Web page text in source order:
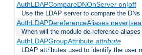
AuthLDAPCompareDNOnServer on|off
Use the LDAP server to compare the DNs
AuthLDAPDereferenceAliases
When will the module de-reference aliases
AuthLDAPGroupAttribute attribute
LDAP attributes used to identify the user